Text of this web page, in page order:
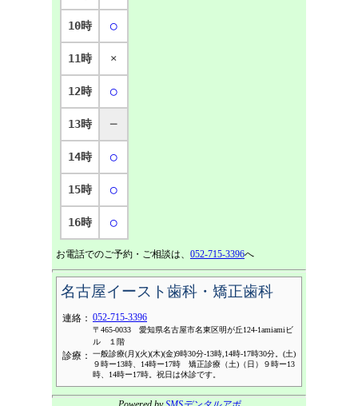
10時 ◯
11時 ×
12時 ◯
13時 ─
14時 ◯
15時 ◯
16時 ◯
お電話でのご予約・ご相談は、 052-715-3396へ
名古屋イースト歯科・矯正歯科
連絡： 052-715-3396
〒465-0033 愛知県名古屋市名東区明が丘124-1amiamiビ
ル １階
診療：
一般診療(月)(火)(木)(金)9時30分-13時,14時-17時30分。(土)
９時ー13時、14時ー17時 矯正診療（土)（日）９時ー13
時、14時ー17時。祝日は休診です。